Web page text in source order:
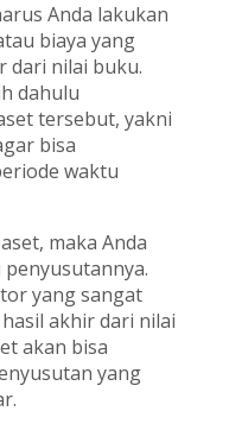
Anda lakukan
biaya yang
dari nilai buku.
dahulu
tersebut, yakni
bisa
waktu
maka Anda
yang sangat
akhir dari nilai
akan bisa
yang